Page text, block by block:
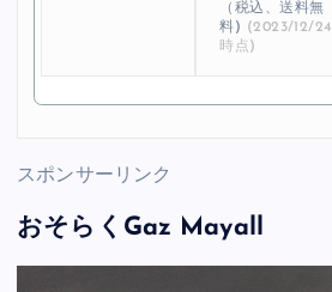
（税込、送料無
料) (2023/12/24
時点)
スポンサーリンク
おそらくGaz Mayall